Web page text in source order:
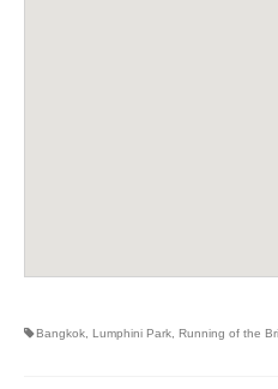
Bangkok Lumphini Park Running of the